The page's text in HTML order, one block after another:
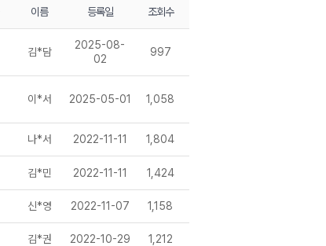
이름 등록일 조회수
김*담
2025-08-
02
997
이*서 2025-05-01 1,058
나*서 2022-11-11 1,804
김*민 2022-11-11 1,424
신*영 2022-11-07 1,158
김*권 2022-10-29 1,212